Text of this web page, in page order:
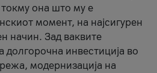
она што му е
момент, на најсигурен
начин. Зад ваквите
долгорочна инвестиција во
модернизација на